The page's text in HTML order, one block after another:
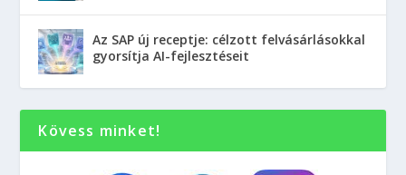
Az SAP új receptje: célzott felvásárlásokkal
gyorsítja AI-fejlesztéseit
Kövess minket!